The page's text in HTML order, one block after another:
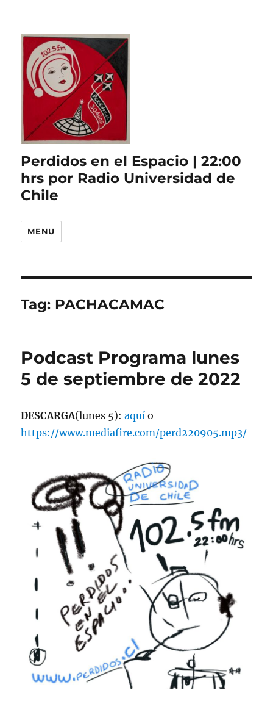
Perdidos en el Espacio | 22:00
hrs por Radio Universidad de
Chile
MENU
Tag: PACHACAMAC
Podcast Programa lunes
5 de septiembre de 2022
DESCARGA(lunes 5):aquí o
https://www.mediafire.com/perd220905.mp3/